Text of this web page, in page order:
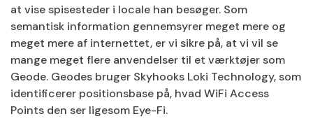
at vise spisesteder i locale han besøger. Som
semantisk information gennemsyrer meget mere og
meget mere af internettet, er vi sikre på, at vi vil se
mange meget flere anvendelser til et værktøjer som
Geode. Geodes bruger Skyhooks Loki Technology, som
identificerer positionsbase på, hvad WiFi Access
Points den ser ligesom Eye-Fi.